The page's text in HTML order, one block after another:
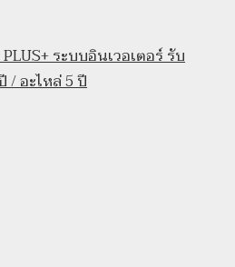
ระบบอินเวอเตอร์ รับ
/ อะไหล่ 5 ปี